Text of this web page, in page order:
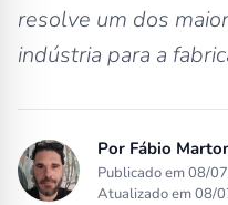
resolve um dos
indústria para a
Por Fábio
Publicado em 08/
Atualizado em 08/